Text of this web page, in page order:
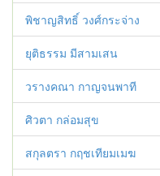
พิชาญสิทธิ์ วงศ์กระจ่าง
ยุติธรรม มีสามเสน
วรางคณา กาญจนพาที
ศิวตา กล่อมสุข
สกุลตรา กฤชเทียมเมฆ